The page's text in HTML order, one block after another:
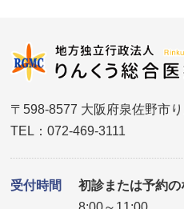
〒598-8577 大阪府泉佐野市
TEL：072-469-3111
受付時間
初診または予約の